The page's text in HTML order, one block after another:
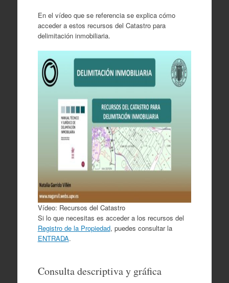
En el vídeo que se referencia se explica cómo
acceder a estos recursos del Catastro para
delimitación inmobiliaria.
Vídeo: Recursos del Catastro
Si lo que necesitas es acceder a los recursos del
Registro de la Propiedad, puedes consultar la
ENTRADA.
Consulta descriptiva y gráfica